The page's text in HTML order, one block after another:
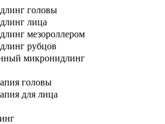
головы
лица
мезороллером
рубцов
микронидлинг
головы
для лица